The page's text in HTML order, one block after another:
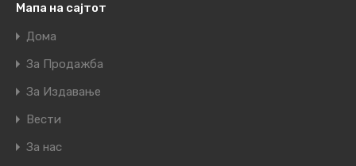
Мапа на сајтот
Дома
За Продажба
За Издавање
Вести
За нас